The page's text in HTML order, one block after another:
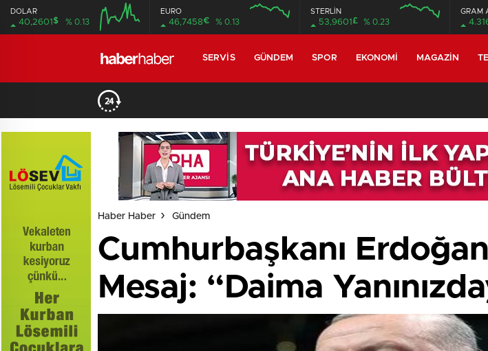
DOLAR
40,2601 $ % 0.13
EURO
46,7458€ % 0.13
STERLİN
53,9601 £ % 0.23
GRAM
SERVIS GÜNDEM SPOR EKONOMI MAGAZIN
Haber Haber Gündem
Cumhurbaşkanı
Mesaj: “Daima